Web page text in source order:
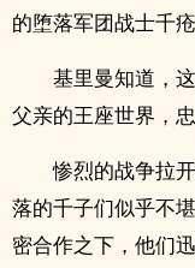
的堕落军团战士千
基里曼知道，
父亲的王座世界，
惨烈的战争拉
落的千子们似乎不
密合作之下，他们